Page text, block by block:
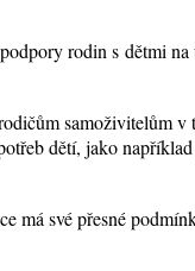
rodin s dětmi
samoživitelům
dětí, jako
má své přesné